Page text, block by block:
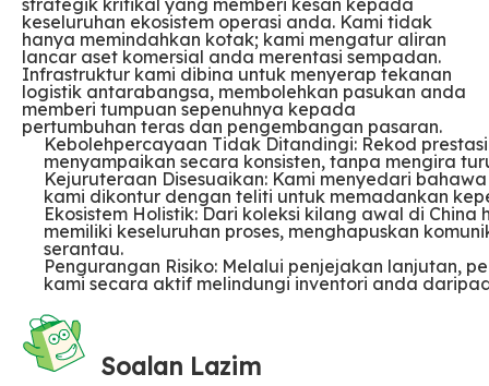
strategik kritikal yang memberi kesan kepada
keseluruhan ekosistem operasi anda. Kami tidak
hanya memindahkan kotak; kami mengatur aliran
lancar aset komersial anda merentasi sempadan.
Infrastruktur kami dibina untuk menyerap tekanan
logistik antarabangsa, membolehkan pasukan anda
memberi tumpuan sepenuhnya kepada
pertumbuhan teras dan pengembangan pasaran.
Kebolehpercayaan Tidak Ditandingi: Rekod
menyampaikan secara konsisten, tanpa mengira
Kejuruteraan Disesuaikan: Kami menyedari
kami dikontur dengan teliti untuk memadankan
Ekosistem Holistik: Dari koleksi kilang awal di
memiliki keseluruhan proses, menghapuskan
serantau.
Pengurangan Risiko: Melalui penjejakan lanjutan,
kami secara aktif melindungi inventori anda
Soalan Lazim